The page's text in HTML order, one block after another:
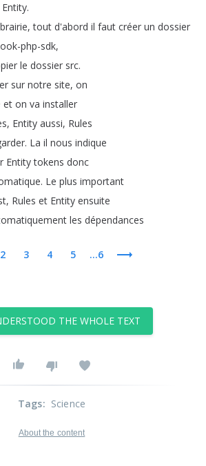
Entity.
,tout d'abord il faut créer un dossier
php-sdk,
le dossier src.
sur notre site, on
et on va installer
, Entity aussi, Rules
. La il nous indique
Entity tokens donc
. Le plus important
, Rules et Entity ensuite
les dépendances
2 3 4 5 ...6
THE WHOLE TEXT
Tags: Science
About the content